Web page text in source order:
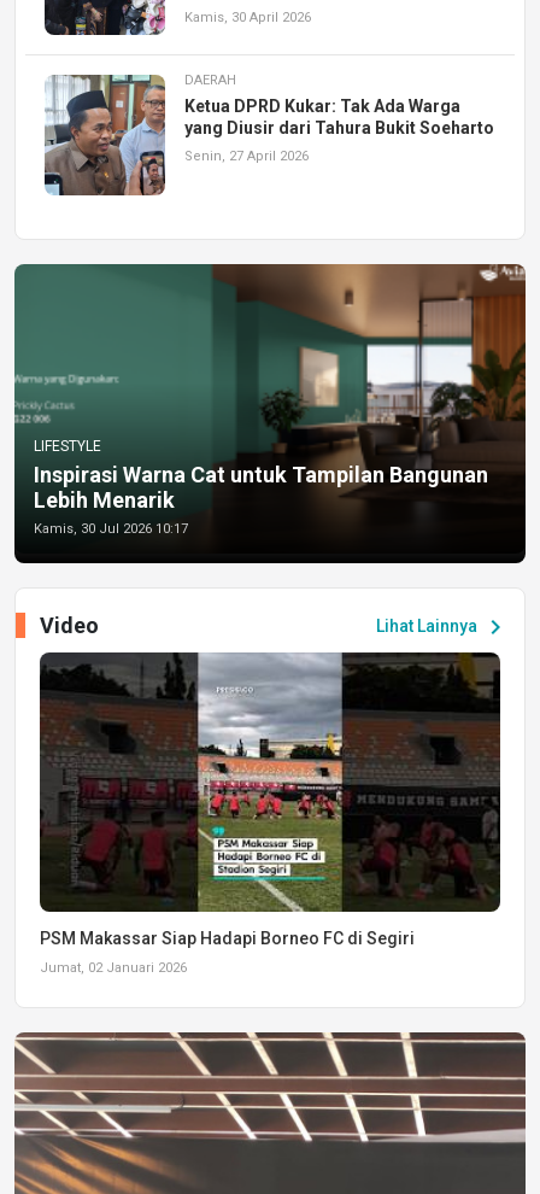
Kamis, 30 April 2026
DAERAH
Ketua DPRD Kukar: Tak Ada Warga
yang Diusir dari Tahura Bukit Soeharto
Senin, 27 April 2026
LIFESTYLE
Inspirasi Warna Cat untuk Tampilan Bangunan
Lebih Menarik
Kamis, 30 Jul 2026 10:17
Lihat Lainnya chevron_right
Video
PSM Makassar Siap Hadapi Borneo FC di Segiri
Jumat, 02 Januari 2026